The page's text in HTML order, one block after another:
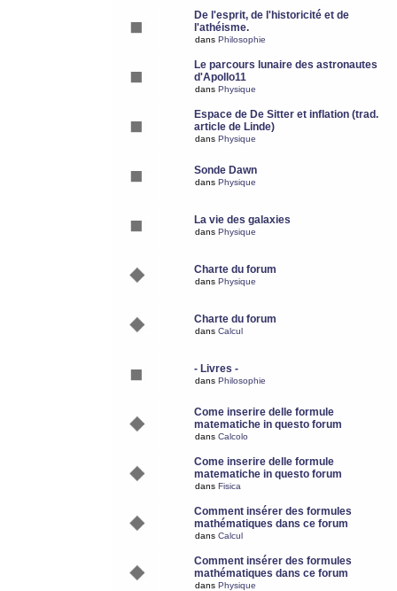
De l'esprit, de l'historicité et de
l'athéisme.
dans Philosophie
Le parcours lunaire des astronautes
d'Apollo11
dans Physique
Espace de De Sitter et inflation (trad.
article de Linde)
dans Physique
Sonde Dawn
dans Physique
La vie des galaxies
dans Physique
Charte du forum
dans Physique
Charte du forum
dans Calcul
- Livres -
dans Philosophie
Come inserire delle formule
matematiche in questo forum
dans Calcolo
Come inserire delle formule
matematiche in questo forum
dans Fisica
Comment insérer des formules
mathématiques dans ce forum
dans Calcul
Comment insérer des formules
mathématiques dans ce forum
dans Physique